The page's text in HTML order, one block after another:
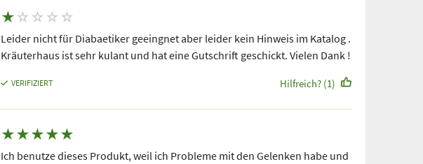
★ ☆ ☆ ☆ ☆
Leider nicht für Diabaetiker geeingnet aber leider kein Hinweis im Katalog .
Kräuterhaus ist sehr kulant und hat eine Gutschrift geschickt. Vielen Dank !
VERIFIZIERT Hilfreich? (1)
★★★★★
Ich benutze dieses Produkt, weil ich Probleme mit den Gelenken habe und